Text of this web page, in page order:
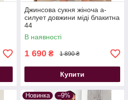
Джинсова сукня жіноча а-
силует довжини міді блакитна
44
В наявності
1 690 ₴ 1 890 ₴
Купити
Новинка –9%